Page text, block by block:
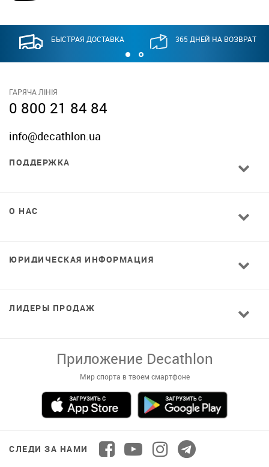
БЫСТРАЯ ДОСТАВКА 365 ДНЕЙ НА ВОЗВРАТ
ГАРЯЧА ЛІНІЯ
0 800 21 84 84
info@decathlon.ua
ПОДДЕРЖКА
О НАС
ЮРИДИЧЕСКАЯ ИНФОРМАЦИЯ
ЛИДЕРЫ ПРОДАЖ
Завантажуй додаток!
Комфортні покупки, ексклюзивні
пропозиції і зручний каталог в твоєму телефоні